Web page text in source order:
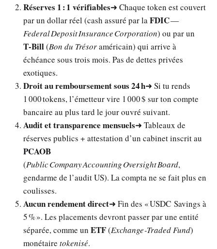
Réserves 1 : 1 vérifiables➜ Chaque token est couvert
par un dollar réel (cash assuré par laFDIC—
Federal Deposit Insurance Corporation) ou par un
T‑Bill(Bon du Trésoraméricain) qui arrive à
échéance sous trois mois. Pas de dettes privées
exotiques.
Droit au remboursement sous 24 h➜ Si tu rends
1 000 tokens, l’émetteur vire 1 000 $ sur ton compte
bancaire au plus tard le jour ouvré suivant.
Audit et transparence mensuels➜ Tableaux de
réserves publics + attestation d’un cabinet inscrit au
PCAOB
(Public Company Accounting Oversight Board,
gendarme de l’audit US). La compta ne se fait plus en
coulisses.
Aucun rendement direct➜ Fin des « USDC Savings à
5 % ». Les placements devront passer par une entité
séparée, comme un ETF(Exchange‑Traded Fund)
monétaire tokenisé.